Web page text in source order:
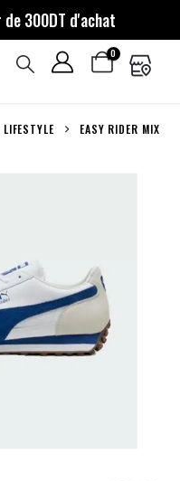
300DT d'achat
0
LIFESTYLE EASY RIDER MIX